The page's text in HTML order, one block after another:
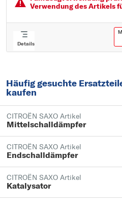
Verwendung des Artikels
Details
Häufig gesuchte
kaufen
CITROËN SAXO Artikel
Mittelschalldämpfer
CITROËN SAXO Artikel
Endschalldämpfer
CITROËN SAXO Artikel
Katalysator